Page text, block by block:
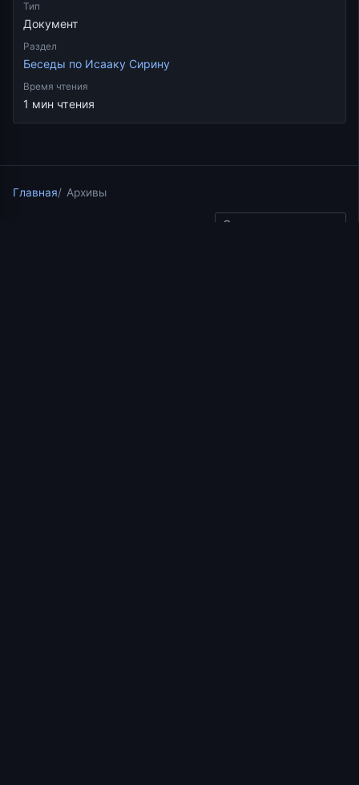
Тип
Документ
Раздел
Беседы по Исааку Сирину
Время чтения
1 мин чтения
Главная Архивы
Скопировать ссылку